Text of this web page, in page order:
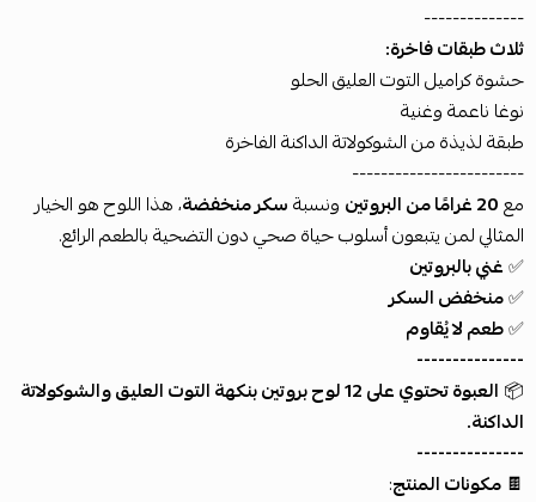
--------------
ثلاث طبقات فاخرة:
حشوة كراميل التوت العليق الحلو
نوغا ناعمة وغنية
طبقة لذيذة من الشوكولاتة الداكنة الفاخرة
------------------------
مع20 غرامًا من البروتين ونسبةسكر منخفضة، هذا اللوح هو الخيار
المثالي لمن يتبعون أسلوب حياة صحي دون التضحية بالطعم الرائع.
✅غني بالبروتين
✅منخفض السكر
✅طعم لا يُقاوم
---------------
📦
العبوة تحتوي على 12 لوح بروتين بنكهة التوت العليق والشوكولاتة
الداكنة.
---------------
🍫 مكونات المنتج: